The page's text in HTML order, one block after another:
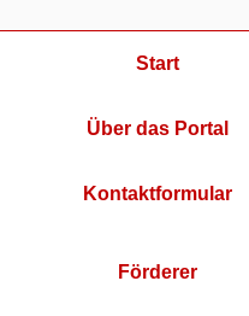
Start
Über das Portal
Kontaktformular
Förderer